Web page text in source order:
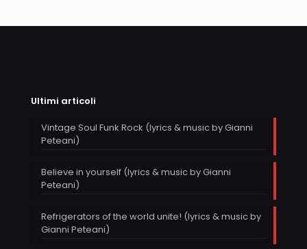
Ultimi articoli
Vintage Soul Funk Rock (lyrics & music by Gianni
Peteani)
Believe in yourself (lyrics & music by Gianni
Peteani)
Refrigerators of the world unite! (lyrics & music by
Gianni Peteani)